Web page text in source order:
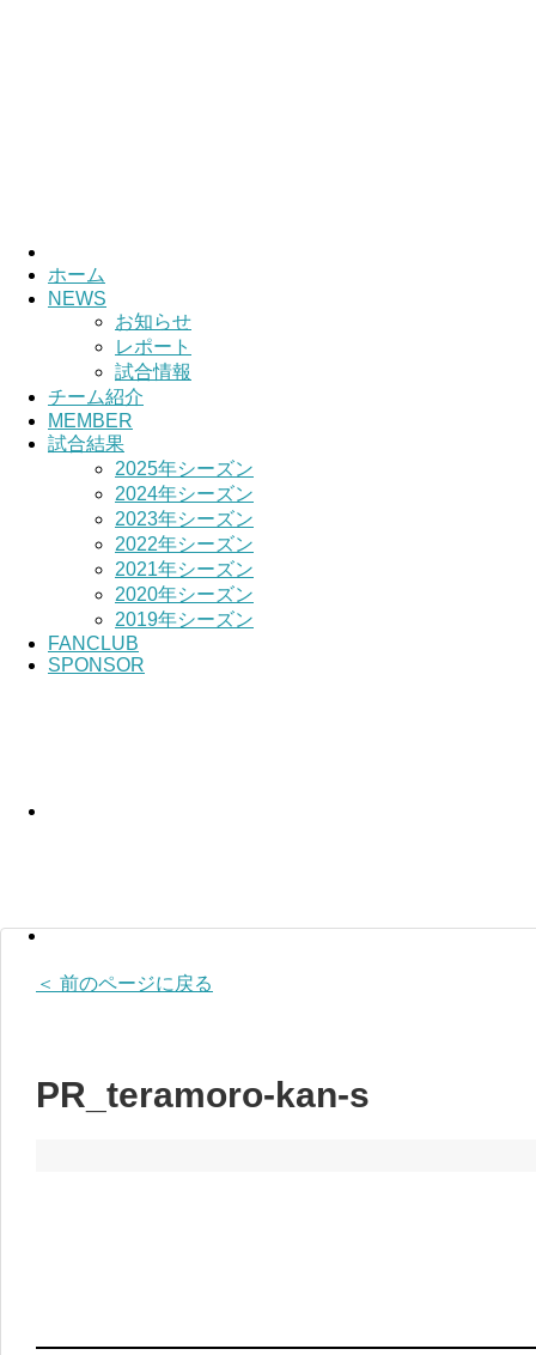
ホーム
NEWS
お知らせ
レポート
試合情報
チーム紹介
MEMBER
試合結果
2025年シーズン
2024年シーズン
2023年シーズン
2022年シーズン
2021年シーズン
2020年シーズン
2019年シーズン
FANCLUB
SPONSOR
＜ 前のページに戻る
PR_teramoro-kan-s